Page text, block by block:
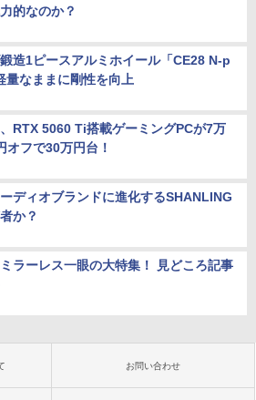
的なのか？
造1ピースアルミホイール「CE28 N-p
量なままに剛性を向上
RTX 5060 Ti搭載ゲーミングPCが7万
オフで30万円台！
ディオブランドに進化するSHANLING
か？
ラーレス一眼の大特集！ 見どころ記事
お問い合わせ